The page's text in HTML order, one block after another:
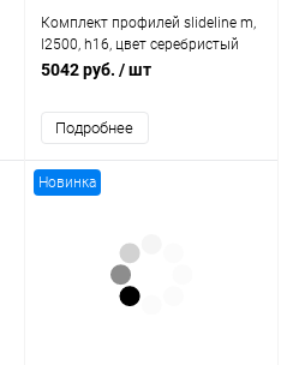
Комплект профилей slideline m,
l2500, h16, цвет серебристый
9209223 Hettich
5042 руб. / шт
Подробнее
Новинка